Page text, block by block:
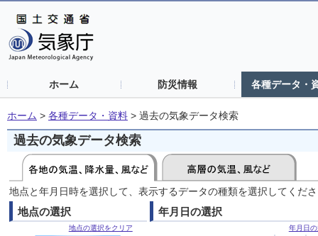
ホーム 防災情報 各種データ・
ホーム > 各種データ・資料 > 過去の気象データ検索
過去の気象データ検索
地点と年月日時を選択して、表示するデータの種類を選択してくだ
地点の選択
地点の選択をクリア
年月日の選択
年月日